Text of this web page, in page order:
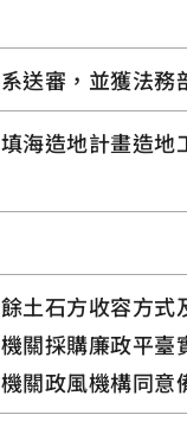
送審，並獲法務
海造地計畫造
土石方收容方
關採購廉政平
關政風機構同意